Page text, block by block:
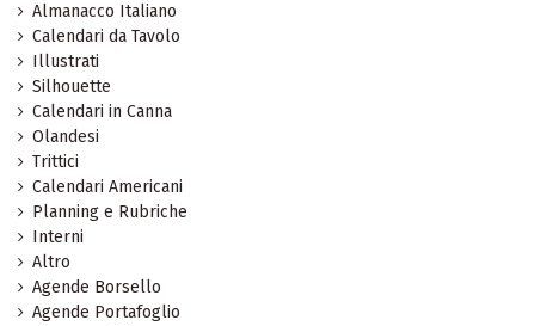
Almanacco Italiano
Calendari da Tavolo
Illustrati
Silhouette
Calendari in Canna
Olandesi
Trittici
Calendari Americani
Planning e Rubriche
Interni
Altro
Agende Borsello
Agende Portafoglio